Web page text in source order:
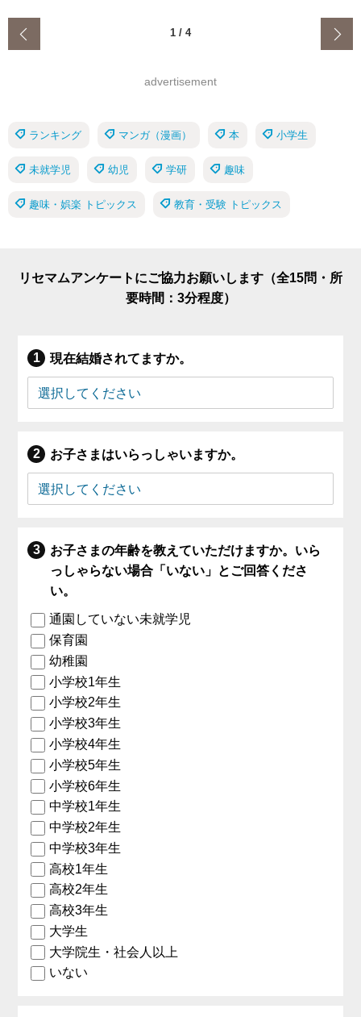
1 / 4
advertisement
ランキング マンガ（漫画） 本 小学生
未就学児 幼児 学研 趣味
趣味・娯楽 トピックス 教育・受験 トピックス
リセマムアンケートにご協力お願いします（全15問・所
要時間：3分程度）
現在結婚されてますか。
お子さまはいらっしゃいますか。
お子さまの年齢を教えていただけますか。いら
っしゃらない場合「いない」とご回答くださ
い。
通園していない未就学児
保育園
幼稚園
小学校1年生
小学校2年生
小学校3年生
小学校4年生
小学校5年生
小学校6年生
中学校1年生
中学校2年生
中学校3年生
高校1年生
高校2年生
高校3年生
大学生
大学院生・社会人以上
いない